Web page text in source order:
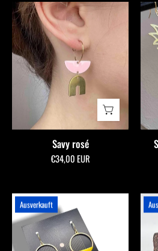
Savy
rosé
-
allmymillionmoons
Savy rosé
€34,00 EUR
yellow
-
allmymillionmoons
Ausverkauft